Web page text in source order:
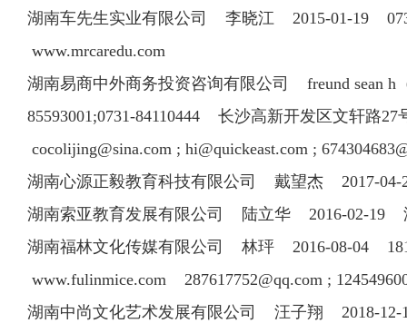
湖南车先生实业有限公司 李晓江 2015-01-19
www.mrcaredu.com
湖南易商中外商务投资咨询有限公司 freund sean h
85593001;0731-84110444 长沙高新开发区文轩路
cocolijing@sina.com; hi@quickeast.com;
湖南心源正毅教育科技有限公司 戴望杰 2017-
湖南索亚教育发展有限公司 陆立华 2016-02-19
湖南福林文化传媒有限公司 林玶 2016-08-04
www.fulinmice.com 287617752@qq.com;
湖南中尚文化艺术发展有限公司 汪子翔 2018-